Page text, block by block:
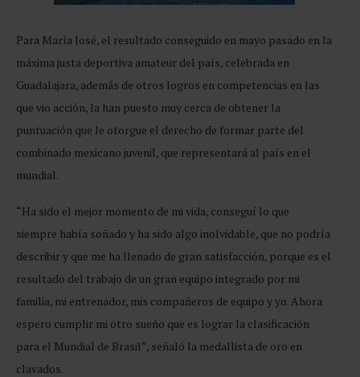
Para María José, el resultado conseguido en mayo pasado en la
máxima justa deportiva amateur del país, celebrada en
Guadalajara, además de otros logros en competencias en las
que vio acción, la han puesto muy cerca de obtener la
puntuación que le otorgue el derecho de formar parte del
combinado mexicano juvenil, que representará al país en el
mundial.
“Ha sido el mejor momento de mi vida, conseguí lo que
siempre había soñado y ha sido algo inolvidable, que no podría
describir y que me ha llenado de gran satisfacción, porque es el
resultado del trabajo de un gran equipo integrado por mi
familia, mi entrenador, mis compañeros de equipo y yo. Ahora
espero cumplir mi otro sueño que es lograr la clasificación
para el Mundial de Brasil”, señaló la medallista de oro en
clavados.